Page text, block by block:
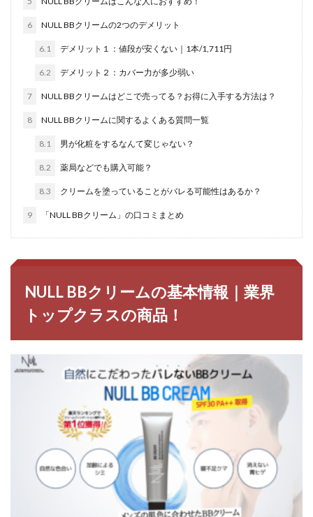
6 NULL BBクリームの2つのデメリット
6.1 デメリット１：値段が安くない｜1本/1,711円
6.2 デメリット２：カバー力が多少弱い
7 NULL BBクリームはどこで売ってる？お得に入手する方法は？
8 NULL BBクリームに関するよくある質問一覧
8.1 男が化粧をするなんて変じゃない？
8.2 薬局などでも購入可能？
8.3 クリームを塗っていることがバレる可能性はあるか？
9 「NULL BBクリーム」の口コミまとめ
NULL BBクリームの基本情報｜業界
トップクラスの商品！